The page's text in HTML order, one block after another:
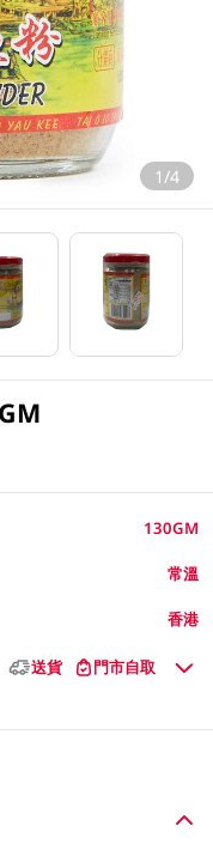
1/4
130GM
常溫
香港
送貨 門市自取